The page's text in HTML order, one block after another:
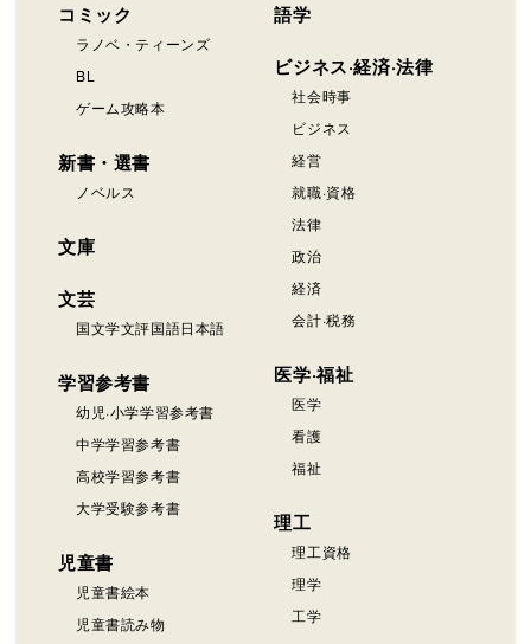
コミック
ラノベ・ティーンズ
BL
ゲーム攻略本
新書・選書
ノベルス
文庫
文芸
国文学文評国語日本語
学習参考書
幼児·小学学習参考書
中学学習参考書
高校学習参考書
大学受験参考書
児童書
児童書絵本
児童書読み物
語学
ビジネス·経済·法律
社会時事
ビジネス
経営
就職·資格
法律
政治
経済
会計·税務
医学·福祉
医学
看護
福祉
理工
理工資格
理学
工学